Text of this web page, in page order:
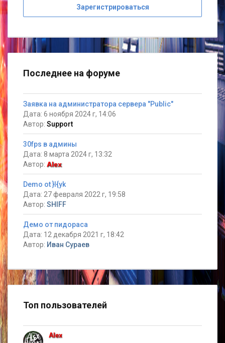
Зарегистрироваться
Последнее на форуме
Заявка на администратора сервера "Public"
Дата: 6 ноября 2024 г, 14:06
Автор: Support
30fps в админы
Дата: 8 марта 2024 г, 13:32
Автор: Alex
Demo ot }I{yk
Дата: 27 февраля 2022 г, 19:58
Автор: SHIFF
Демо от пидораса
Дата: 12 декабря 2021 г, 18:42
Автор: Иван Сураев
Топ пользователей
Alex